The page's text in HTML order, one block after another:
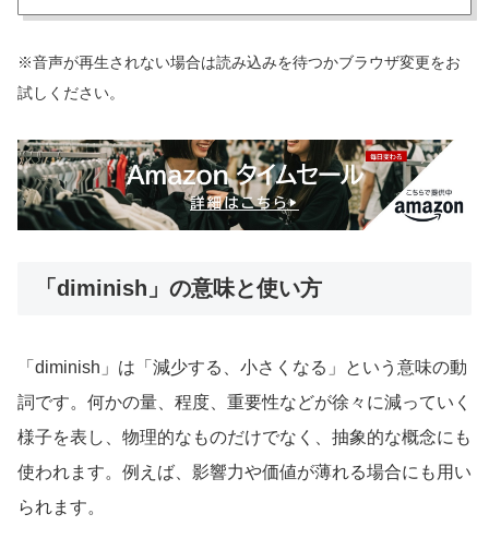
※音声が再生されない場合は読み込みを待つかブラウザ変更をお
試しください。
「diminish」の意味と使い方
「diminish」は「減少する、小さくなる」という意味の動
詞です。何かの量、程度、重要性などが徐々に減っていく
様子を表し、物理的なものだけでなく、抽象的な概念にも
使われます。例えば、影響力や価値が薄れる場合にも用い
られます。